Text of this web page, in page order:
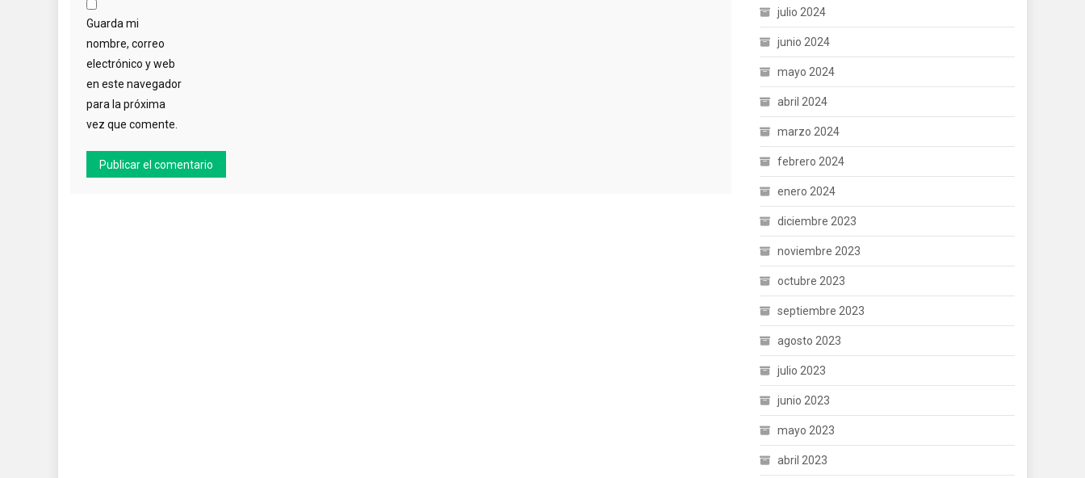
Guarda mi
nombre, correo
electrónico y web
en este navegador
para la próxima
vez que comente.
julio 2024
junio 2024
mayo 2024
abril 2024
marzo 2024
febrero 2024
enero 2024
diciembre 2023
noviembre 2023
octubre 2023
septiembre 2023
agosto 2023
julio 2023
junio 2023
mayo 2023
abril 2023